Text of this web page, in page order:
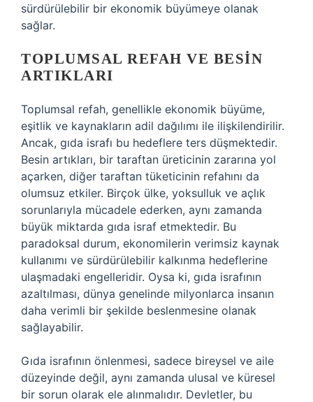
sürdürülebilir bir ekonomik büyümeye olanak
sağlar.
TOPLUMSAL REFAH VE BESIN
ARTIKLARI
Toplumsal refah, genellikle ekonomik büyüme,
eşitlik ve kaynakların adil dağılımı ile ilişkilendirilir.
Ancak, gıda israfı bu hedeflere ters düşmektedir.
Besin artıkları, bir taraftan üreticinin zararına yol
açarken, diğer taraftan tüketicinin refahını da
olumsuz etkiler. Birçok ülke, yoksulluk ve açlık
sorunlarıyla mücadele ederken, aynı zamanda
büyük miktarda gıda israf etmektedir. Bu
paradoksal durum, ekonomilerin verimsiz kaynak
kullanımı ve sürdürülebilir kalkınma hedeflerine
ulaşmadaki engelleridir. Oysa ki, gıda israfının
azaltılması, dünya genelinde milyonlarca insanın
daha verimli bir şekilde beslenmesine olanak
sağlayabilir.
Gıda israfının önlenmesi, sadece bireysel ve aile
düzeyinde değil, aynı zamanda ulusal ve küresel
bir sorun olarak ele alınmalıdır. Devletler, bu